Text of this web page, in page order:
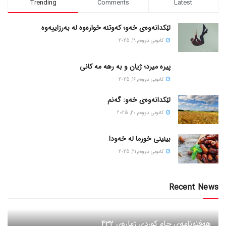
Trending Comments Latest
لێکدانەوەی خەو؛ کەوتنە خوارەوە لە بەرزاییەوە
كانونی دووه‌م 19, 2025
پیره میرد؛ ژیان و به رهه مه کانی
كانونی دووه‌م 16, 2025
لێکدانەوەی خەو: گەنم
كانونی دووه‌م 20, 2025
بینینی خورما لە خەودا
كانونی دووه‌م 21, 2025
Recent News